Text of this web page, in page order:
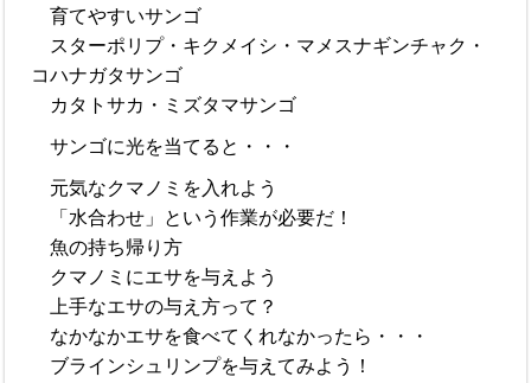
育てやすいサンゴ
スターポリプ・キクメイシ・マメスナギンチャク・
コハナガタサンゴ
カタトサカ・ミズタマサンゴ
サンゴに光を当てると・・・
元気なクマノミを入れよう
「水合わせ」という作業が必要だ！
魚の持ち帰り方
クマノミにエサを与えよう
上手なエサの与え方って？
なかなかエサを食べてくれなかったら・・・
ブラインシュリンプを与えてみよう！